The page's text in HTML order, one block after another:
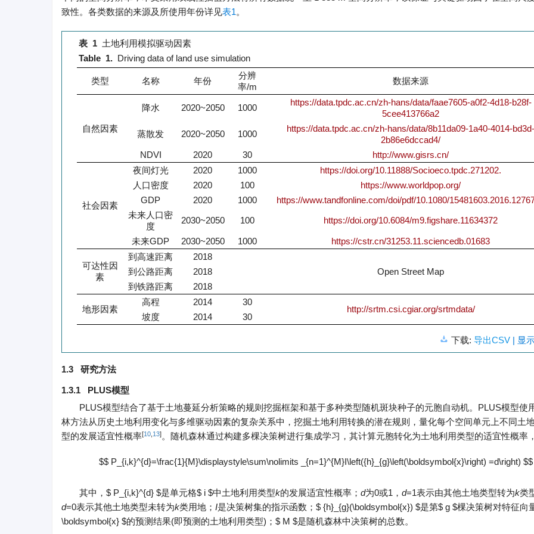
致性。各类数据的来源及所使用年份详见表1。
表 1 土地利用模拟驱动因素
Table 1. Driving data of land use simulation
类型 名称 年份
分辨
率/m
数据来源
自然因素
降水 2020~2050 1000
https://data.tpdc.ac.cn/zh-hans/data/faae7605-a0f2-4d18-b28f-
5cee413766a2
蒸散发
2020~2050 1000
https://data.tpdc.ac.cn/zh-hans/data/8b11da09-1a40-4014-bd3d-
2b86e6dccad4/
NDVI
2020 30 http://www.gisrs.cn/
社会因素
夜间灯光 2020 1000
https://doi.org/10.11888/Socioeco.tpdc.271202.
人口密度
2020 100
https://www.worldpop.org/
GDP
2020 1000
https://www.tandfonline.com/doi/pdf/10.1080/
未来人口密
度
2030~2050 100 https://doi.org/10.6084/m9.figshare.11634372
未来GDP 2030~2050 1000 https://cstr.cn/31253.11.sciencedb.01683
可达性因
素
到高速距离
2018
Open Street Map
到公路距离
2018
到铁路距离
2018
地形因素
高程 2014 30
http://srtm.csi.cgiar.org/srtmdata/
坡度 2014 30
下载: 导出CSV | 显
1.3 研究方法
1.3.1 PLUS模型
PLUS模型结合了基于土地蔓延分析策略的规则挖掘框架和基于多种类型随机斑块种子的元胞自动机。PLUS模型使
林方法从历史土地利用变化与多维驱动因素的复杂关系中，挖掘土地利用转换的潜在规则，量化每个空间单元上不同土
型的发展适宜性概率[10 13]。随机森林通过构建多棵决策树进行集成学习，其计算元胞转化为土地利用类型的适宜性概率
$$ P_{i,k}^{d}=\frac{1}{M}\displaystyle\sum\nolimits _{n=1}^{M}I\left({h}_{g}\left(\boldsymbol{x}\right) =d\right) $$
其中， $ P_{i,k}^{d} $是单元格$ i $中土地利用类型k的发展适宜性概率； d为0或1， d=1表示由其他土地类型转为k类
d=0表示其他土地类型未转为k类用地； I是决策树集的指示函数； $ {h}_{g}(\boldsymbol{x}) $是第$ g $棵决策树对特征向
\boldsymbol{x} $的预测结果(即预测的土地利用类型)； $ M $是随机森林中决策树的总数。